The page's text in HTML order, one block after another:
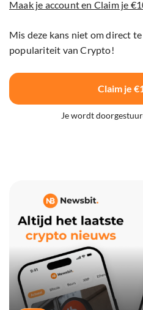
Maak je account en Claim je
Mis deze kans niet om direct
populariteit van Crypto!
Claim je
Je wordt